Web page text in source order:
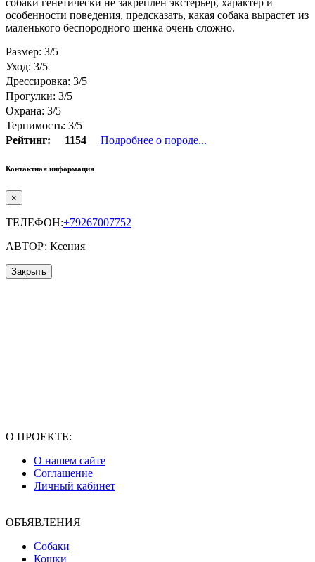
собаки генетически не закреплен экстерьер, характер и
особенности поведения, предсказать, какая собака вырастет из
маленького беспородного щенка очень сложно.
Размер: 3/5
Уход: 3/5
Дрессировка: 3/5
Прогулки: 3/5
Охрана: 3/5
Терпимость: 3/5
Рейтинг:
1154 Подробнее о породе...
Контактная информация
×
ТЕЛЕФОН:+79267007752
АВТОР: Ксения
Закрыть
О ПРОЕКТЕ:
О нашем сайте
Соглашение
Личный кабинет
ОБЪЯВЛЕНИЯ
Собаки
Кошки